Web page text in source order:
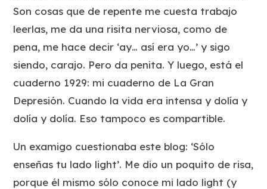
Son cosas que de repente me cuesta trabajo
leerlas, me da una risita nerviosa, como de
pena, me hace decir ‘ay… así era yo…’ y sigo
siendo, carajo. Pero da penita. Y luego, está el
cuaderno 1929: mi cuaderno de La Gran
Depresión. Cuando la vida era intensa y dolía y
dolía y dolía. Eso tampoco es compartible.
Un examigo cuestionaba este blog: ‘Sólo
enseñas tu lado light’. Me dio un poquito de risa,
porque él mismo sólo conoce mi lado light (y